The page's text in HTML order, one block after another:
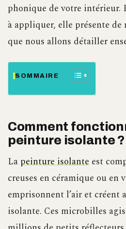
phonique de votre intérieur.
à appliquer, elle présente de
que nous allons détailler
SOMMAIRE
Comment
peinture isolante ?
La peinture isolante est
creuses en céramique ou en
emprisonnent l’air et créent
isolante. Ces microbilles